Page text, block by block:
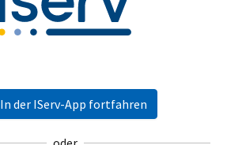
In der IServ-App fortfahren